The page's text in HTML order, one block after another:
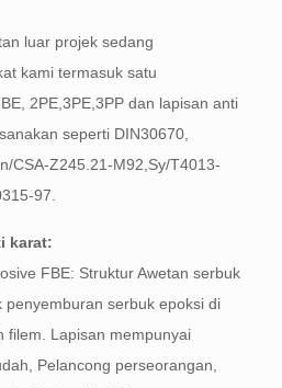
luar projek sedang
kami termasuk satu
2PE,3PE,3PP dan lapisan anti
seperti DIN30670,
CSA-Z245.21-M92,Sy/T4013-
97.
karat:
FBE: Struktur Awetan serbuk
penyemburan serbuk epoksi di
filem. Lapisan mempunyai
Pelancong perseorangan,